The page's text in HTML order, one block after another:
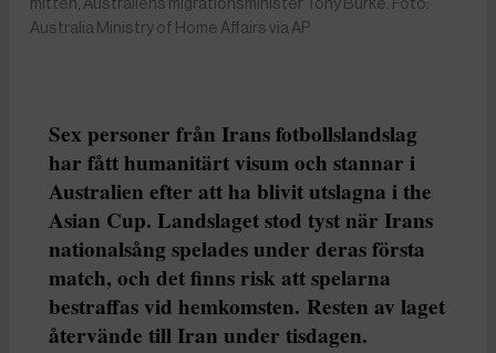
Australia Ministry of Home Affairs via AP
Sex personer från Irans fotbollslandslag
har fått humanitärt visum och stannar i
Australien efter att ha blivit utslagna i the
Asian Cup. Landslaget stod tyst när Irans
nationalsång spelades under deras första
match, och det finns risk att spelarna
bestraffas vid hemkomsten. Resten av laget
återvände till Iran under tisdagen.